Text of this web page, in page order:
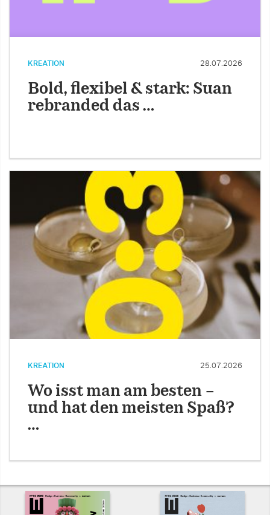
KREATION 28.07.2026
Bold, flexibel & stark: Suan
rebranded das …
KREATION 25.07.2026
Wo isst man am besten –
und hat den meisten Spaß?
…